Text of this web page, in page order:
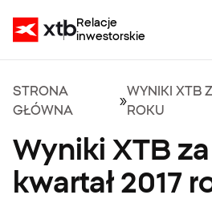
Relacje
inwestorskie
STRONA
GŁÓWNA
»
WYNIKI XTB
ROKU
Wyniki XTB za
kwartał 2017